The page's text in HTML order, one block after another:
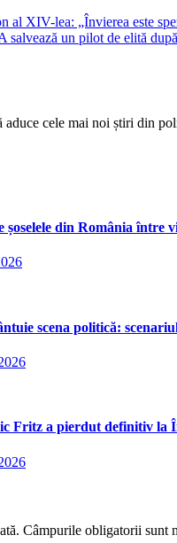
al XIV-lea: „Învierea este
salvează un pilot de elită
cele mai noi știri din
din România între
scena politică:
Fritz a pierdut definitiv la
Câmpurile obligatorii sunt